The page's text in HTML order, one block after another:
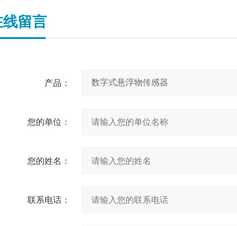
线留言
产品：
您的单位：
您的姓名：
联系电话：